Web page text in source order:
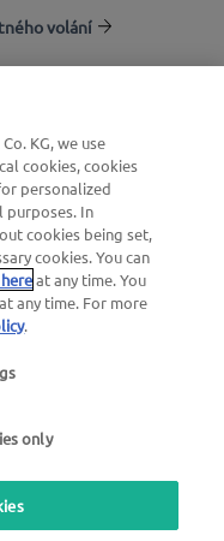
volání
|
KG, we use
cookies, cookies
personalized
purposes. In
cookies being set,
cookies. You can
at any time. You
any time. For more
.
only